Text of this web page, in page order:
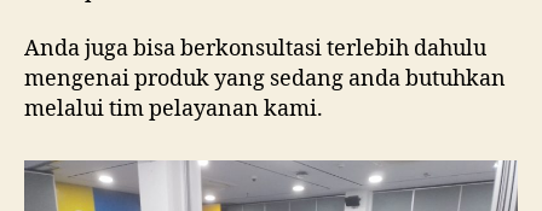
Anda juga bisa berkonsultasi terlebih dahulu
mengenai produk yang sedang anda butuhkan
melalui tim pelayanan kami.